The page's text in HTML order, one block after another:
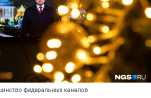
федеральных каналов